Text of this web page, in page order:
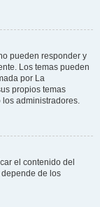
pueden responder y
Los temas pueden
por La
propios temas
administradores.
el contenido del
de los